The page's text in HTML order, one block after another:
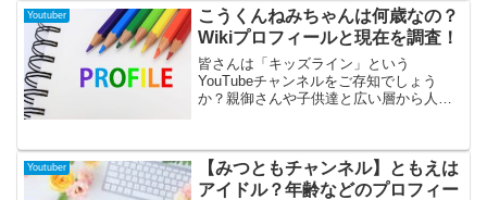
て、年齢や出身地、本名などを調査して
みました！３部さんの顔出し画像につい
てもご用意しておりますので最後までご
らんください！
Youtuber
こうくんねみちゃんは何歳なの？
Wikiプロフィールと現在を調査！
皆さんは「キッズライン」という
YouTubeチャンネルをご存知でしょう
か？親御さんや子供達と広い層から人気
が、その中でも主役であるこうくんとね
みちゃんのプロフィールについて迫って
みました！
Youtuber
【みつともチャンネル】ともえは
アイドル？年齢などのプロフィー